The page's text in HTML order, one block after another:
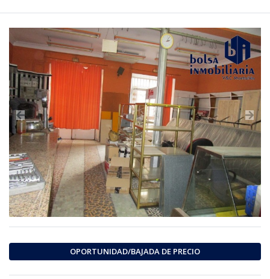
Previous Next
OPORTUNIDAD/BAJADA DE PRECIO